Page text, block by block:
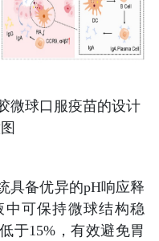
微球口服疫苗的设计
具备优异的pH响应释
中可保持微球结构稳
于15% ，有效避免胃